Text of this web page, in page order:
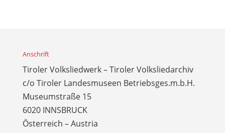
Anschrift
Tiroler Volksliedwerk – Tiroler Volksliedarchiv
c/o Tiroler Landesmuseen Betriebsges.m.b.H.
Museumstraße 15
6020 INNSBRUCK
Österreich – Austria